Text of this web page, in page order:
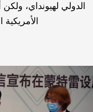
الدولي لهيونداي،